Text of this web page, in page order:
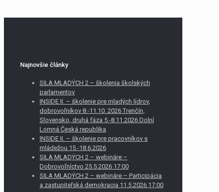
Najnovšie články
SILA MLADÝCH 2 – školenia školských
parlamentov
INSIDE II. – školenie pre mladých lídrov,
dobrovoľníkov 8.-11.10. 2026 Trenčín,
Slovensko, druhá fáza 5.-8.11.2026 Dolní
Lomná Česká republika
INSIDE II. – školenie pre pracovníkov s
mládežou 15.-18.6.2026
SILA MLADÝCH 2 – webináre –
Dobrovoľníctvo 25.5.2026 17:00
SILA MLADÝCH 2 – webináre – Participácia
a zastupiteľská demokracia 11.5.2026 17:00